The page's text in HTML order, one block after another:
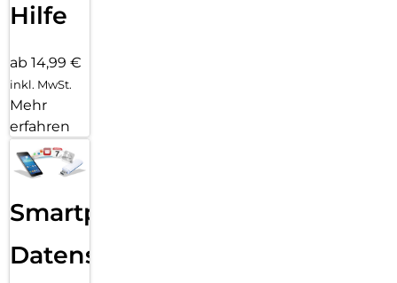
Hilfe
ab 14,99 €
inkl. MwSt.
Mehr
erfahren
Smartphone
Datensicherung